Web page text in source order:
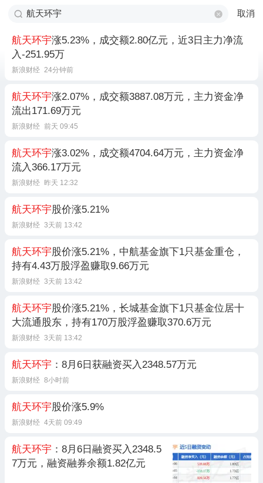
取消
航天环宇涨5.23%，成交额2.80亿元，近3日主力净流
入-251.95万
新浪财经 24分钟前
航天环宇涨2.07%，成交额3887.08万元，主力资金净
流出171.69万元
新浪财经 前天 09:45
航天环宇涨3.02%，成交额4704.64万元，主力资金净
流入366.17万元
新浪财经 昨天 12:32
航天环宇股价涨5.21%
新浪财经 3天前 13:42
航天环宇股价涨5.21%，中航基金旗下1只基金重仓，
持有4.43万股浮盈赚取9.66万元
新浪财经 3天前 13:42
航天环宇股价涨5.21%，长城基金旗下1只基金位居十
大流通股东，持有170万股浮盈赚取370.6万元
新浪财经 3天前 13:42
航天环宇 ：8月6日获融资买入2348.57万元
新浪财经 8小时前
航天环宇股价涨5.9%
新浪财经 4天前 09:49
航天环宇 ：8月6日融资买入2348.5
7万元，融资融券余额1.82亿元